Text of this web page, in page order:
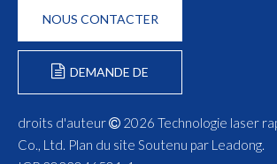
NOUS CONTACTER
DEMANDE DE
FORMULAIRE
droits d'auteur  2026 Technologie laser
Co., Ltd. Plan du site Soutenu par Leadong